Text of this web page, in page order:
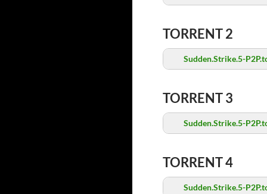
TORRENT 2
Sudden.Strike.5-
TORRENT 3
Sudden.Strike.5-
TORRENT 4
Sudden.Strike.5-